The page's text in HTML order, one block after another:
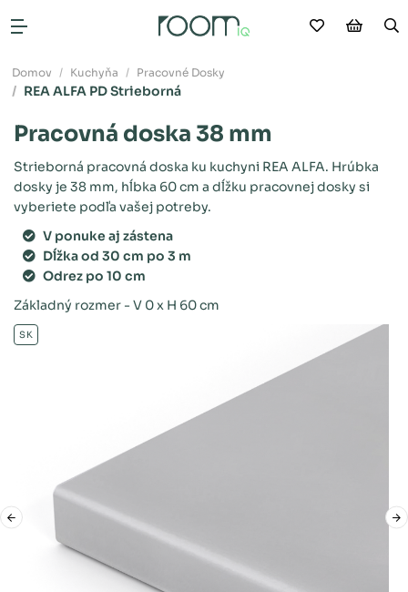
Otvoriť menu Moje
Domov Kuchyňa Pracovné Dosky
REA ALFA PD Strieborná
Pracovná doska 38 mm
Strieborná pracovná doska ku kuchyni REA ALFA. Hrúbka
dosky je 38 mm, hĺbka 60 cm a dĺžku pracovnej dosky si
vyberiete podľa vašej potreby.
V ponuke aj zástena
Dĺžka od 30 cm po 3 m
Odrez po 10 cm
Základný rozmer - V 0 x H 60 cm
SK